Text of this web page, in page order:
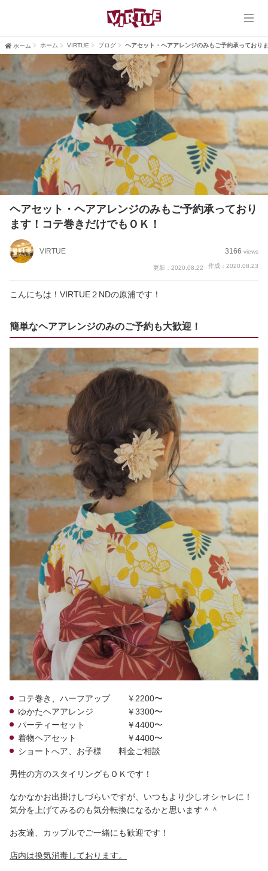
ホーム
VIRTUE
VIRTUE PLUS
ヘアスタイル
ブログ
口コミ
採用情報
ホーム ホーム VIRTUE ブログ ヘアセット・ヘアアレンジのみもご予約承っており
ヘアセット・ヘアアレンジのみもご予約承っており
ます！コテ巻きだけでもＯＫ！
VIRTUE 3166 views
更新：2020.08.22 作成：2020.08.23
こんにちは！VIRTUE２NDの原浦です！
簡単なヘアアレンジのみのご予約も大歓迎！
コテ巻き、ハーフアップ ￥2200〜
ゆかたヘアアレンジ ￥3300〜
パーティーセット ￥4400〜
着物ヘアセット ￥4400〜
ショートへア、お子様 料金ご相談
男性の方のスタイリングもＯＫです！
なかなかお出掛けしづらいですが、いつもより少しオシャレに！
気分を上げてみるのも気分転換になるかと思います＾＾
お友達、カップルでご一緒にも歓迎です！
店内は換気消毒しております。